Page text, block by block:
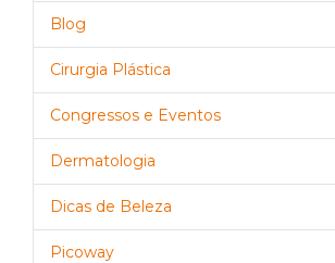
Blog
Cirurgia Plástica
Congressos e Eventos
Dermatologia
Dicas de Beleza
Picoway